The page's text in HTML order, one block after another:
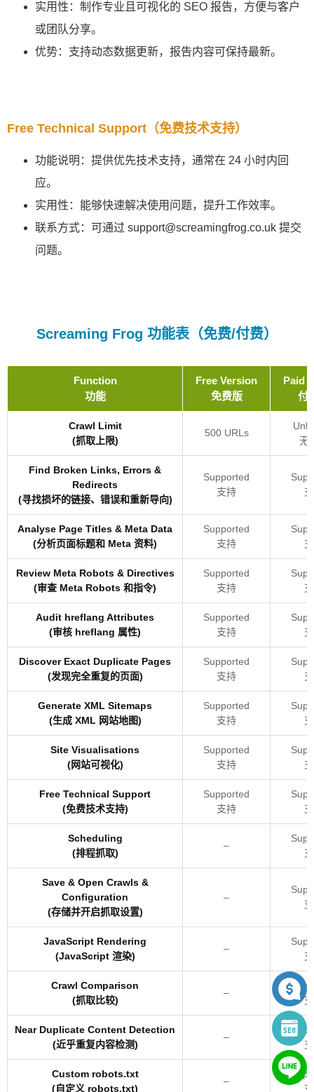
实用性：制作专业且可视化的 SEO 报告，方便与客户
或团队分享。
优势：支持动态数据更新，报告内容可保持最新。
Free Technical Support（免费技术支持）
功能说明：提供优先技术支持，通常在 24 小时内回
应。
实用性：能够快速解决使用问题，提升工作效率。
联系方式：可通过 support@screamingfrog.co.uk 提交
问题。
Screaming Frog 功能表（免费/付费）
Function
功能
Free Version
免费版
Paid
付
Crawl Limit
(抓取上限)
500 URLs
无
Find Broken Links, Errors &
Redirects
(寻找损坏的链接、错误和重新导向)
Supported
支持
Analyse Page Titles & Meta Data
(分析页面标题和 Meta 资料)
Supported
支持
Review Meta Robots & Directives
(审查 Meta Robots 和指令)
Supported
支持
Audit hreflang Attributes
(审核 hreflang 属性)
Supported
支持
Discover Exact Duplicate Pages
(发现完全重复的页面)
Supported
支持
Generate XML Sitemaps
(生成 XML 网站地图)
Supported
支持
Site Visualisations
(网站可视化)
Supported
支持
Free Technical Support
(免费技术支持)
Supported
支持
Scheduling
(排程抓取)
–
Save & Open Crawls &
Configuration
(存储并开启抓取设置)
–
JavaScript Rendering
(JavaScript 渲染)
–
Crawl Comparison
(抓取比较)
–
Near Duplicate Content Detection
(近乎重复内容检测)
–
Custom robots.txt
(自定义 robots.txt)
–